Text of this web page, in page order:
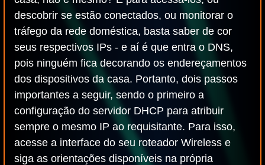
descobrir se estão conectados, ou monitorar o
tráfego da rede doméstica, basta saber de cor
seus respectivos IPs - e aí é que entra o DNS,
pois ninguém fica decorando os endereçamentos
dos dispositivos da casa. Portanto, dois passos
importantes a seguir, sendo o primeiro a
configuração do servidor DHCP para atribuir
sempre o mesmo IP ao requisitante. Para isso,
acesse a interface do seu roteador Wireless e
siga as orientações disponíveis na própria